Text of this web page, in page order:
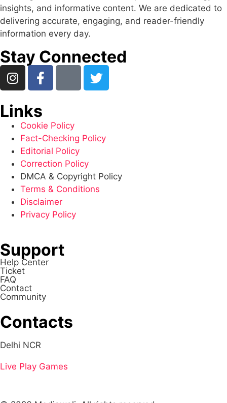
insights, and informative content. We are dedicated to
delivering accurate, engaging, and reader-friendly
information every day.
Stay Connected
Links
Cookie Policy
Fact-Checking Policy
Editorial Policy
Correction Policy
DMCA & Copyright Policy
Terms & Conditions
Disclaimer
Privacy Policy
Support
Help Center
Ticket
FAQ
Contact
Community
Contacts
Delhi NCR
Live Play Games